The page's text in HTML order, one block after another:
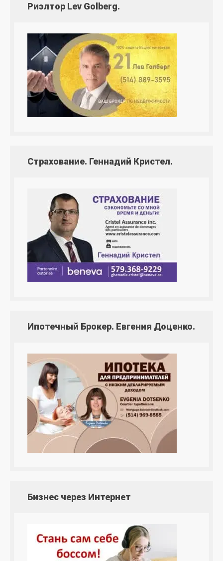
Риэлтор Lev Golberg.
Страхование. Геннадий Кристел.
Ипотечный Брокер. Евгения Доценко.
Бизнес через Интернет